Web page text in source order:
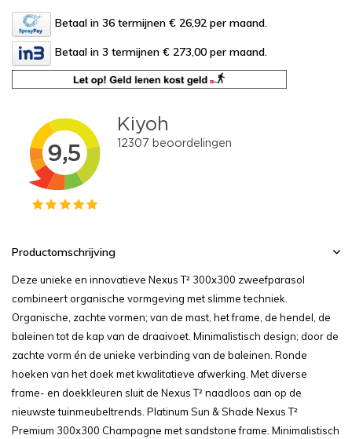
Betaal in 36 termijnen € 26,92 per maand.
Betaal in 3 termijnen € 273,00 per maand.
Productomschrijving
Deze unieke en innovatieve Nexus T² 300x300 zweefparasol
combineert organische vormgeving met slimme techniek.
Organische, zachte vormen; van de mast, het frame, de hendel, de
baleinen tot de kap van de draaivoet. Minimalistisch design; door de
zachte vorm én de unieke verbinding van de baleinen. Ronde
hoeken van het doek met kwalitatieve afwerking. Met diverse
frame- en doekkleuren sluit de Nexus T² naadloos aan op de
nieuwste tuinmeubeltrends. Platinum Sun & Shade Nexus T²
Premium 300x300 Champagne met sandstone frame. Minimalistisch